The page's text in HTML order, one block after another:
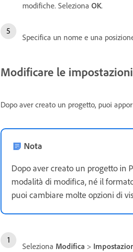
modifiche. Seleziona OK.
Specifica un nome e una
Modificare le
Dopo aver creato un progetto, puoi
Nota
Dopo aver creato un progetto in
modalità di modifica, né il
puoi cambiare molte opzioni di
Seleziona Modifica >